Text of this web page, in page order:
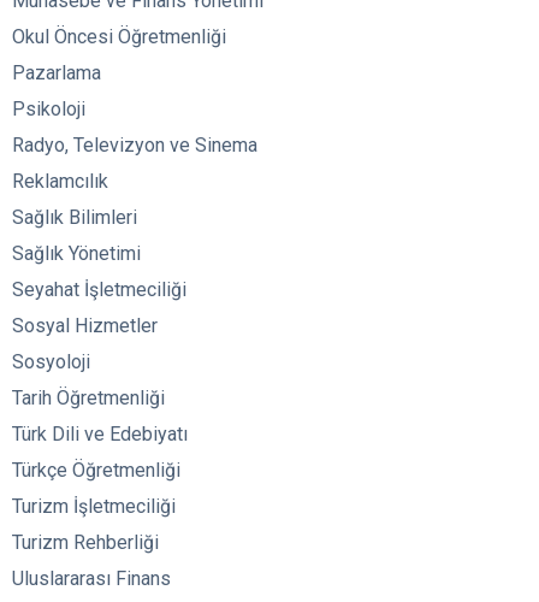
Okul Öncesi Öğretmenliği
Pazarlama
Psikoloji
Radyo, Televizyon ve Sinema
Reklamcılık
Sağlık Bilimleri
Sağlık Yönetimi
Seyahat İşletmeciliği
Sosyal Hizmetler
Sosyoloji
Tarih Öğretmenliği
Türk Dili ve Edebiyatı
Türkçe Öğretmenliği
Turizm İşletmeciliği
Turizm Rehberliği
Uluslararası Finans